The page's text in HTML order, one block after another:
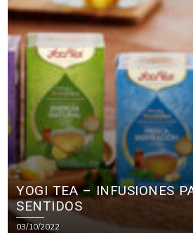
YOGI TEA – INFUSIONES
SENTIDOS
03/10/2022